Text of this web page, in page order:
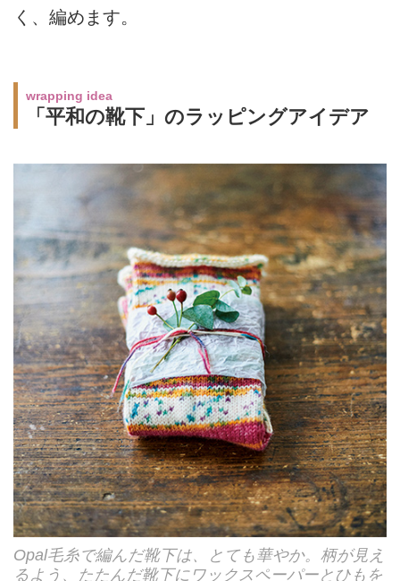
く、編めます。
wrapping idea
「平和の靴下」のラッピングアイデア
Opal毛糸で編んだ靴下は、とても華やか。柄が見え
るよう、たたんだ靴下にワックスペーパーとひもを